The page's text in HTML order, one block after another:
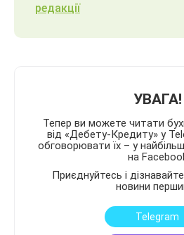
редакції
УВАГА!
Тепер ви можете читати
від «Дебету-Кредиту» у
обговорювати їх – у
на
Приєднуйтесь і
новини
Telegram